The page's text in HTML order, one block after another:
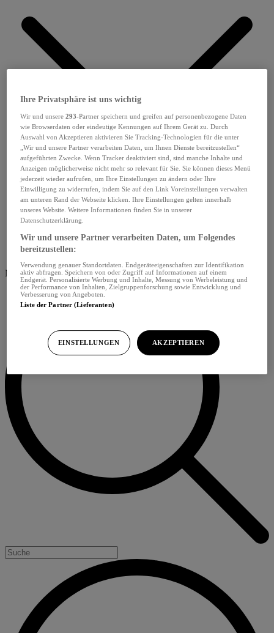
Menü schliessen
Ihre Privatsphäre ist uns wichtig
Wir und unsere293-Partner speichern und greifen auf personenbezogene Daten
wie Browserdaten oder eindeutige Kennungen auf Ihrem Gerät zu. Durch
Auswahl von Akzeptieren aktivieren Sie Tracking-Technologien für die unter
„Wir und unsere Partner verarbeiten Daten, um Ihnen Dienste bereitzustellen“
aufgeführten Zwecke. Wenn Tracker deaktiviert sind, sind manche Inhalte und
Anzeigen möglicherweise nicht mehr so relevant für Sie. Sie können dieses Menü
jederzeit wieder aufrufen, um Ihre Einstellungen zu ändern oder Ihre
Einwilligung zu widerrufen, indem Sie auf den Link Voreinstellungen verwalten
am unteren Rand der Webseite klicken. Ihre Einstellungen gelten innerhalb
unseres Website. Weitere Informationen finden Sie in unserer
Datenschutzerklärung.
Wir und unsere Partner verarbeiten Daten, um Folgendes
bereitzustellen:
Verwendung genauer Standortdaten. Endgeräteeigenschaften zur Identifikation
aktiv abfragen. Speichern von oder Zugriff auf Informationen auf einem
Endgerät. Personalisierte Werbung und Inhalte, Messung von Werbeleistung und
der Performance von Inhalten, Zielgruppenforschung sowie Entwicklung und
Verbesserung von Angeboten.
Liste der Partner (Lieferanten)
EINSTELLUNGEN AKZEPTIEREN